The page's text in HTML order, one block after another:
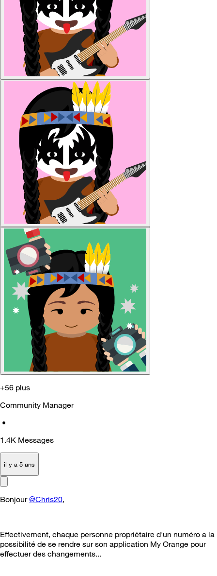
+56 plus
Community Manager
•
1.4K Messages
il y a 5 ans
Bonjour@Chris20,
Effectivement, chaque personne propriétaire d'un numéro a la
possibilité de se rendre sur son application My Orange pour
effectuer des changements...